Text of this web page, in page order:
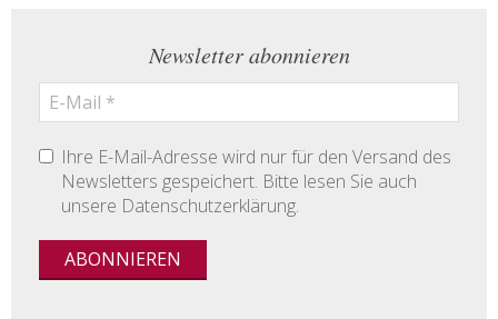
Newsletter abonnieren
Ihre E-Mail-Adresse wird nur für den Versand des
Newsletters gespeichert. Bitte lesen Sie auch
unsere Datenschutzerklärung.